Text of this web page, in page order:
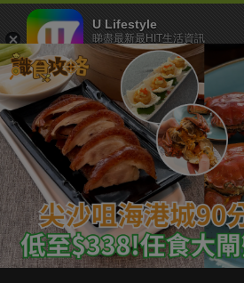
U Lifestyle
睇盡最新最HIT生活資訊
FREE - In Google Play